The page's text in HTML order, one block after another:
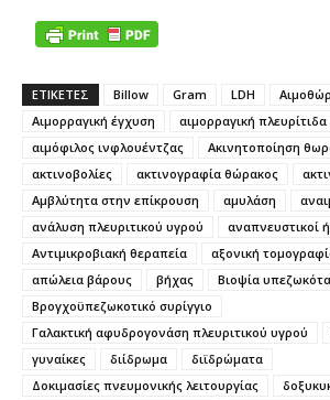
ΕΤΙΚΕΤΕΣ Billow Gram LDH
Αιμορραγική έγχυση
αιμορραγική πλευρίτιδα
αιμόφιλος ινφλουέντζας
Ακινητοποίηση
ακτινοβολίες
ακτινογραφία θώρακος
Αμβλύτητα στην επίκρουση
αμυλάση
ανάλυση πλευριτικού υγρού
αναπνευστικοί
Αντιμικροβιακή θεραπεία
αξονική
απώλεια βάρους
βήχας
Βιοψία υπεζωκότα
Βρογχοϋπεζωκοτικό συρίγγιο
Γαλακτική αφυδρογονάση πλευριτικού υγρού
γυναίκες
διίδρωμα
διϊδρώματα
Δοκιμασίες πνευμονικής λειτουργίας